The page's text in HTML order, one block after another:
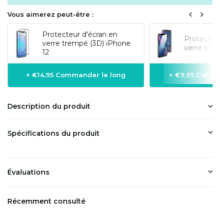
Vous aimerez peut-être :
Protecteur d'écran en
verre trempé (3D) iPhone
12
+ €14,95 Commander le long
verre
+ €9,95
Description du produit
Spécifications du produit
Évaluations
Récemment consulté